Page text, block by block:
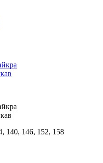
140, 146, 152, 158